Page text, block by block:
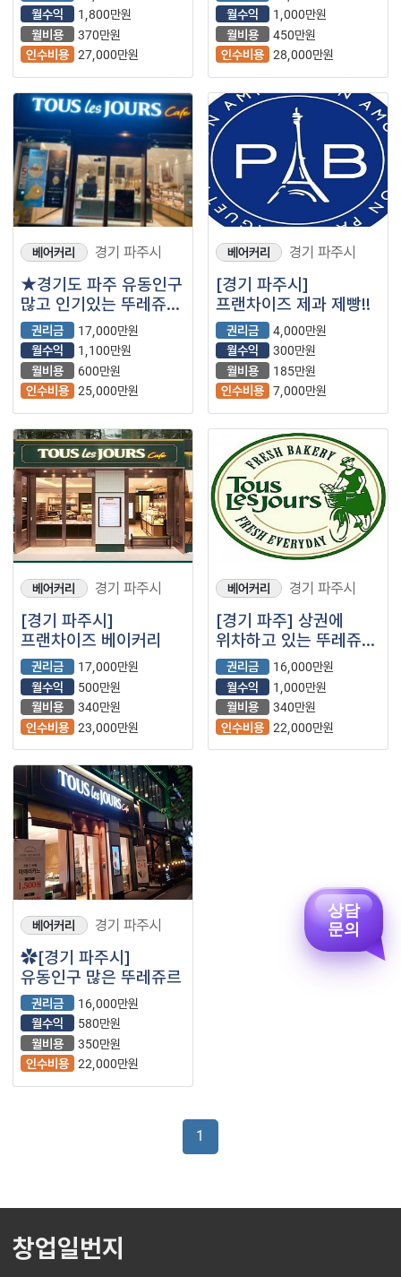
내려가야해서 급하게
내놓은 매장입니다.
월수익
1,800만원
월비용
370만원
인수비용 27,000만원
내놓습니다 문의 많이
주세요 ★
월수익
1,000만원
월비용
450만원
인수비용 28,000만원
베어커리 경기 파주시
★경기도 파주 유동인구
많고 인기있는 뚜레쥬르
급 내놓아요 문의 많이
주세요 ★
권리금
17,000만원
월수익
1,100만원
월비용
600만원
인수비용 25,000만원
베어커리 경기 파주시
[경기 파주시]
프랜차이즈 제과 제빵!!
권리금
4,000만원
월수익
300만원
월비용
185만원
인수비용 7,000만원
베어커리 경기 파주시
[경기 파주시]
프랜차이즈 베이커리
권리금
17,000만원
월수익
500만원
월비용
340만원
인수비용 23,000만원
베어커리 경기 파주시
[경기 파주] 상권에
위차하고 있는 뚜레쥬르
매장입니다~
권리금
16,000만원
월수익
1,000만원
월비용
340만원
인수비용 22,000만원
베어커리 경기 파주시
✿[경기 파주시]
유동인구 많은 뚜레쥬르
권리금
16,000만원
월수익
580만원
월비용
350만원
인수비용 22,000만원
1
창업일번지
상담
문의